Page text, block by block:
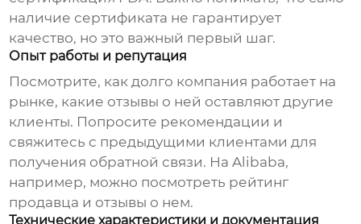
наличие сертификата не гарантирует
качество, но это важный первый шаг.
Опыт работы и репутация
Посмотрите, как долго компания работает на
рынке, какие отзывы о ней оставляют другие
клиенты. Попросите рекомендации и
свяжитесь с предыдущими клиентами для
получения обратной связи. На Alibaba,
например, можно посмотреть рейтинг
продавца и отзывы о нем.
Технические характеристики и документация